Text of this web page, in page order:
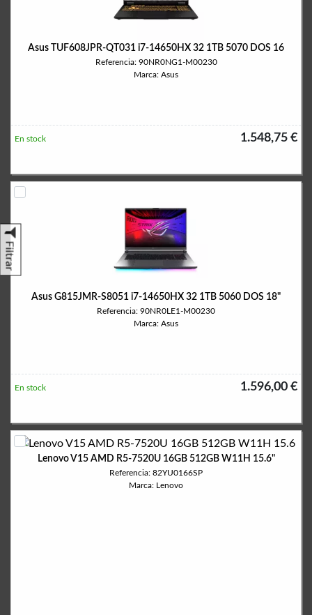
Filtrar
Asus TUF608JPR-QT031 i7-14650HX 32 1TB 5070 DOS 16
Referencia: 90NR0NG1-M00230
Marca: Asus
1.548,75 €
En stock
Asus G815JMR-S8051 i7-14650HX 32 1TB 5060 DOS 18"
Referencia: 90NR0LE1-M00230
Marca: Asus
1.596,00 €
En stock
Lenovo V15 AMD R5-7520U 16GB 512GB W11H 15.6"
Referencia: 82YU0166SP
Marca: Lenovo